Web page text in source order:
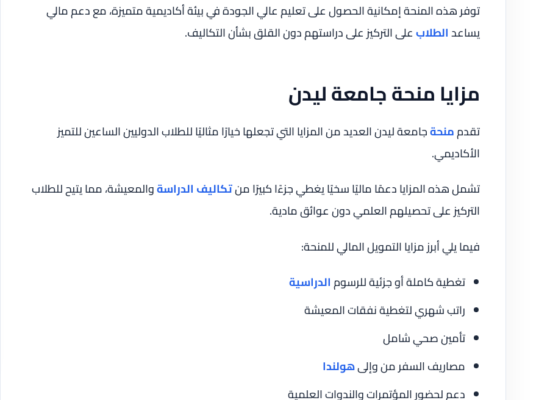
توفر هذه المنحة إمكانية الحصول على تعليم عالي الجودة في بيئة أكاديمية متميزة، مع دعم مالي
يساعدالطلابعلى التركيز على دراستهم دون القلق بشأن التكاليف.
مزايا منحة جامعة ليدن
تقدممنحةجامعة ليدن العديد من المزايا التي تجعلها خيارًا مثاليًا للطلاب الدوليين الساعين للتميز
الأكاديمي.
تشمل هذه المزايا دعمًا ماليًا سخيًا يغطي جزءًا كبيرًا منتكاليف الدراسةوالمعيشة، مما يتيح للطلاب
التركيز على تحصيلهم العلمي دون عوائق مادية.
فيما يلي أبرز مزايا التمويل المالي للمنحة:
تغطية كاملة أو جزئية للرسومالدراسية
راتب شهري لتغطية نفقات المعيشة
تأمين صحي شامل
مصاريف السفر من وإلىهولندا
دعم لحضور المؤتمرات والندوات العلمية